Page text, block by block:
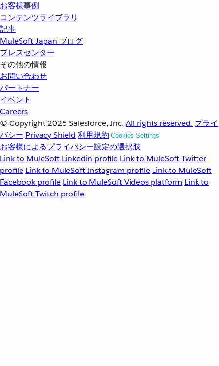
お客様事例
コンテンツライブラリ
記事
MuleSoft Japan ブログ
プレスセンター
その他の情報
お問い合わせ
パートナー
イベント
Careers
© Copyright 2025 Salesforce, Inc. All rights reserved. プライ
バシー Privacy Shield 利用規約 Cookies Settings
お客様によるプライバシー設定の選択肢
Link to MuleSoft Linkedin profile Link to MuleSoft Twitter
profile Link to MuleSoft Instagram profile Link to MuleSoft
Facebook profile Link to MuleSoft Videos platform Link to
MuleSoft Twitch profile